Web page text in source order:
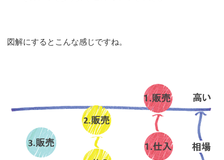
図解にするとこんな感じですね。